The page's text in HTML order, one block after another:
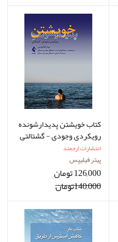
کتاب خویشتن پدیدارشونده
رویکردی وجودی - گشتالتی
انتشارات ارجمند
پیتر فیلیپس
126,000 تومان
140,000تومان